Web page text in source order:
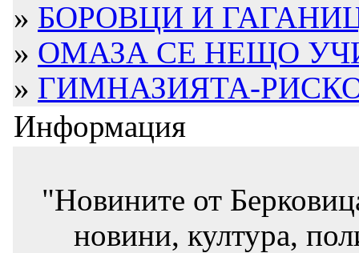
» БОРОВЦИ И
» ОМАЗА СЕ НЕЩО
» ГИМНАЗИЯТА-
Информация
"Новините от
новини, култура,